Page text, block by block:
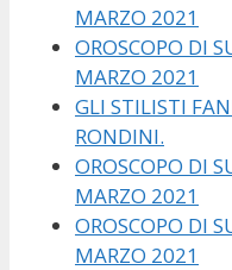
MARZO 2021
OROSCOPO DI
MARZO 2021
GLI STILISTI
RONDINI.
OROSCOPO DI
MARZO 2021
OROSCOPO DI
MARZO 2021